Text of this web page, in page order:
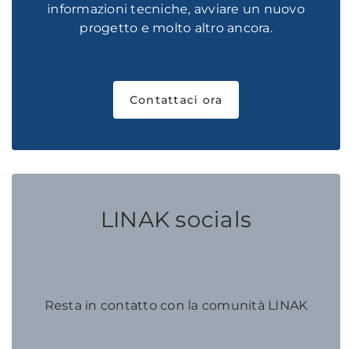
informazioni tecniche, avviare un nuovo
progetto e molto altro ancora.
Contattaci ora
LINAK socials
Resta in contatto con la comunità LINAK